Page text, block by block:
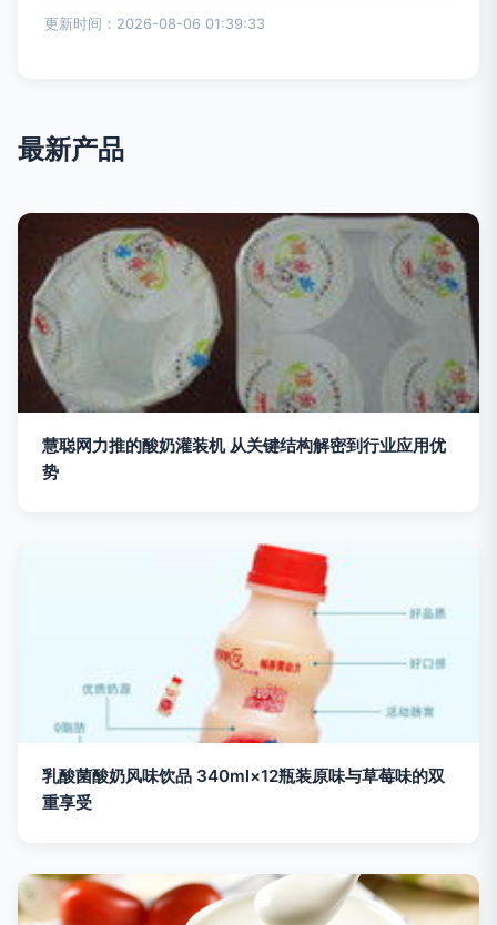
更新时间：2026-08-06 01:39:33
最新产品
慧聪网力推的酸奶灌装机 从关键结构解密到行业应用优
势
乳酸菌酸奶风味饮品 340ml×12瓶装原味与草莓味的双
重享受